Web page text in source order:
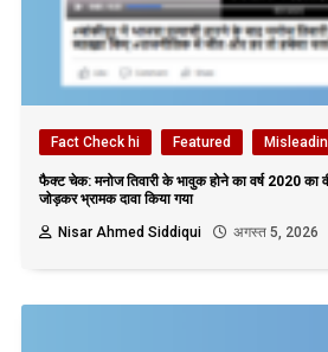
Fact Check hi Featured
फैक्ट चेक: मनोज तिवारी के भावुक होने का वर्ष 2020 का
जोड़कर भ्रामक दावा किया गया
Nisar Ahmed Siddiqui
अगस्त 5, 2026